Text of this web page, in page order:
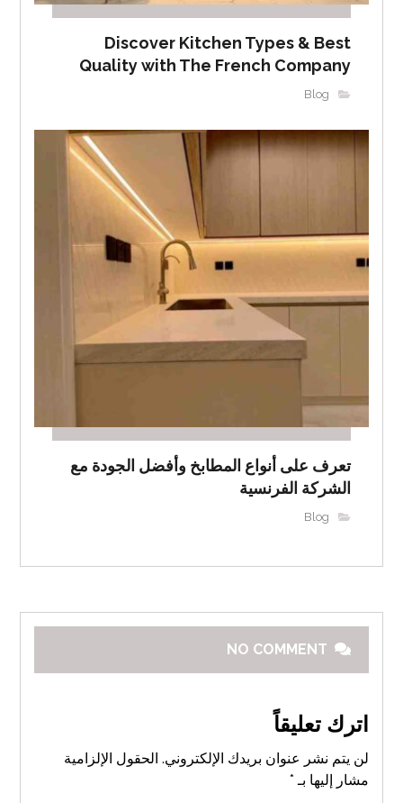
Discover Kitchen Types & Best
Quality with The French Company
Blog
تعرف على أنواع المطابخ وأفضل الجودة مع
الشركة الفرنسية
Blog
NO COMMENT
اترك تعليقاً
لن يتم نشر عنوان بريدك الإلكتروني. الحقول الإلزامية
مشار إليها بـ *